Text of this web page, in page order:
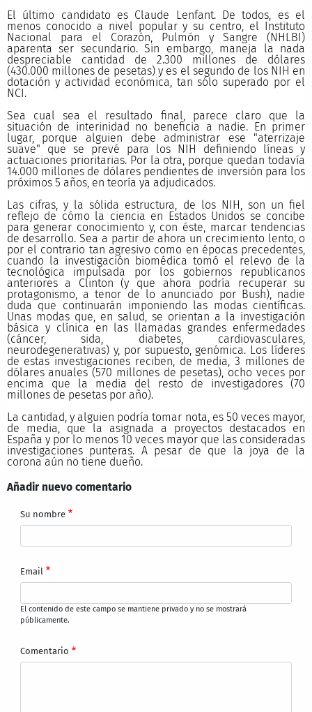
El último candidato es Claude Lenfant. De todos, es el
menos conocido a nivel popular y su centro, el Instituto
Nacional para el Corazón, Pulmón y Sangre (NHLBI)
aparenta ser secundario. Sin embargo, maneja la nada
despreciable cantidad de 2.300 millones de dólares
(430.000 millones de pesetas) y es el segundo de los NIH en
dotación y actividad económica, tan sólo superado por el
NCI.
Sea cual sea el resultado final, parece claro que la
situación de interinidad no beneficia a nadie. En primer
lugar, porque alguien debe administrar ese "aterrizaje
suave" que se prevé para los NIH definiendo líneas y
actuaciones prioritarias. Por la otra, porque quedan todavía
14.000 millones de dólares pendientes de inversión para los
próximos 5 años, en teoría ya adjudicados.
Las cifras, y la sólida estructura, de los NIH, son un fiel
reflejo de cómo la ciencia en Estados Unidos se concibe
para generar conocimiento y, con éste, marcar tendencias
de desarrollo. Sea a partir de ahora un crecimiento lento, o
por el contrario tan agresivo como en épocas precedentes,
cuando la investigación biomédica tomó el relevo de la
tecnológica impulsada por los gobiernos republicanos
anteriores a Clinton (y que ahora podría recuperar su
protagonismo, a tenor de lo anunciado por Bush), nadie
duda que continuarán imponiendo las modas científicas.
Unas modas que, en salud, se orientan a la investigación
básica y clínica en las llamadas grandes enfermedades
(cáncer, sida, diabetes, cardiovasculares,
neurodegenerativas) y, por supuesto, genómica. Los líderes
de estas investigaciones reciben, de media, 3 millones de
dólares anuales (570 millones de pesetas), ocho veces por
encima que la media del resto de investigadores (70
millones de pesetas por año).
La cantidad, y alguien podría tomar nota, es 50 veces mayor,
de media, que la asignada a proyectos destacados en
España y por lo menos 10 veces mayor que las consideradas
investigaciones punteras. A pesar de que la joya de la
corona aún no tiene dueño.
Añadir nuevo comentario
Su nombre
Email
El contenido de este campo se mantiene privado y no se mostrará
públicamente.
Comentario